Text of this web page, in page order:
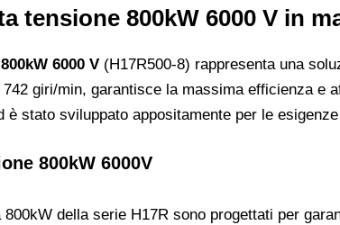
tensione 800kW 6000 V in
6000 V (H17R500-8) rappresenta una
giri/min, garantisce la massima efficienza
è stato sviluppato appositamente per le
800kW 6000V
800kW della serie H17R sono progettati per